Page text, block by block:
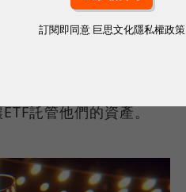
期發展階段，錢包和交
輕進入門檻，例如確
託管他們的資產。
訂閱即同意 巨思文化隱私權政策